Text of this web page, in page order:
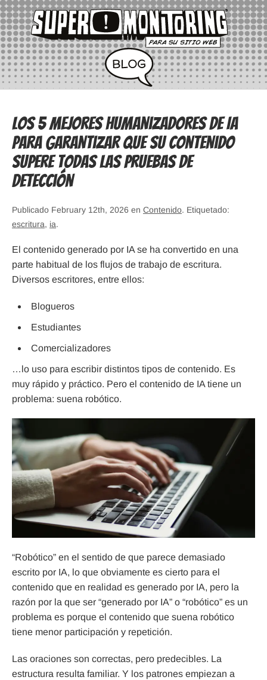
Los 5 mejores humanizadores de IA
para garantizar que su contenido
supere todas las pruebas de
detección
Publicado February 12th, 2026 en Contenido. Etiquetado:
escritura, ia.
El contenido generado por IA se ha convertido en una
parte habitual de los flujos de trabajo de escritura.
Diversos escritores, entre ellos:
Blogueros
Estudiantes
Comercializadores
…lo uso para escribir distintos tipos de contenido. Es
muy rápido y práctico. Pero el contenido de IA tiene un
problema: suena robótico.
“Robótico” en el sentido de que parece demasiado
escrito por IA, lo que obviamente es cierto para el
contenido que en realidad es generado por IA, pero la
razón por la que ser “generado por IA” o “robótico” es un
problema es porque el contenido que suena robótico
tiene menor participación y repetición.
Las oraciones son correctas, pero predecibles. La
estructura resulta familiar. Y los patrones empiezan a